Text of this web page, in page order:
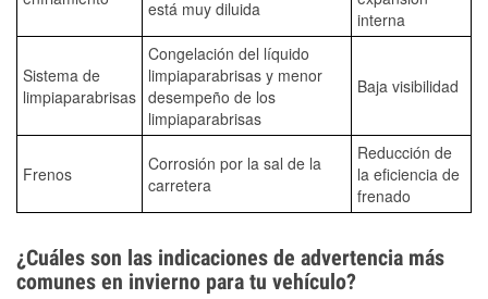
está muy diluida
interna
Sistema de
limpiaparabrisas
Congelación del líquido
limpiaparabrisas y menor
desempeño de los
limpiaparabrisas
Baja visibilidad
Frenos
Corrosión por la sal de la
carretera
Reducción de
la eficiencia de
frenado
¿Cuáles son las indicaciones de advertencia más
comunes en invierno para tu vehículo?